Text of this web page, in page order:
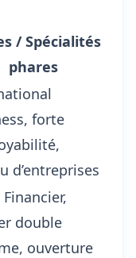
/ Spécialités
phares
forte
d’entreprises
double
ouverture